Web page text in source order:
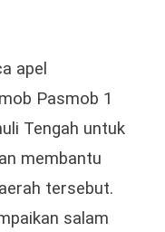
apel
Pasmob 1
Tengah untuk
membantu
tersebut.
salam